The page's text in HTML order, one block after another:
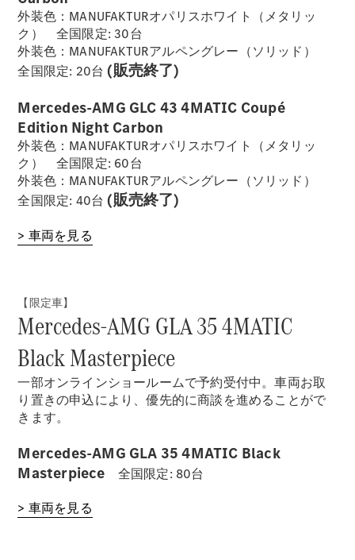
外装色：MANUFAKTURオパリスホワイト（メタリッ
ク） 全国限定: 30台
外装色：MANUFAKTURアルペングレー（ソリッド）
全国限定: 20台(販売終了)
Mercedes-AMG GLC 43 4MATIC Coupé
Edition Night Carbon
外装色：MANUFAKTURオパリスホワイト（メタリッ
ク） 全国限定: 60台
外装色：MANUFAKTURアルペングレー（ソリッド）
全国限定: 40台(販売終了)
> 車両を見る
【限定車】
Mercedes-AMG GLA 35 4MATIC
Black Masterpiece
一部オンラインショールームで予約受付中。車両お取
り置きの申込により、優先的に商談を進めることがで
きます。
Mercedes-AMG GLA 35 4MATIC Black
Masterpiece 全国限定: 80台
> 車両を見る